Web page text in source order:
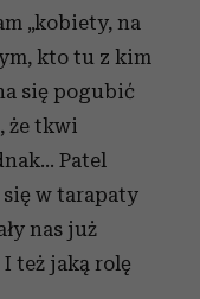
„kobiety, na
kto tu z kim
się pogubić
że tkwi
Patel
w tarapaty
nas już
też jaką rolę